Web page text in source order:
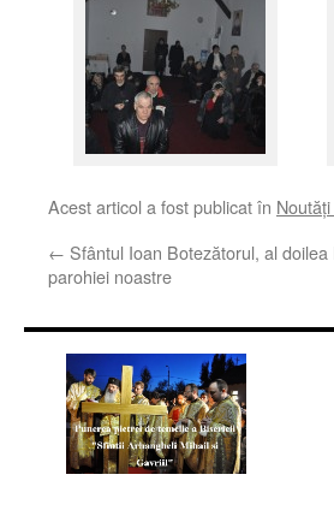
Acest articol a fost publicat în
← Sfântul Ioan Botezătorul, al doilea
parohiei noastre